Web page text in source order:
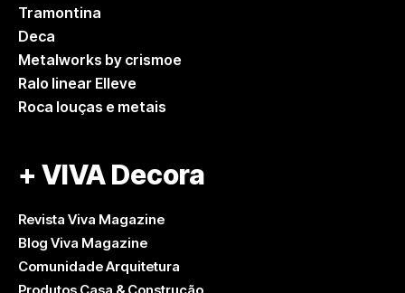
Tramontina
Deca
Metalworks by crismoe
Ralo linear Elleve
Roca louças e metais
+ VIVA Decora
Revista Viva Magazine
Blog Viva Magazine
Comunidade Arquitetura